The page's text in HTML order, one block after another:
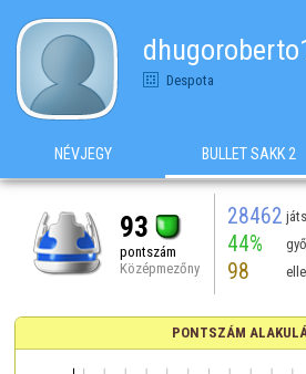
Despota
NÉVJEGY BULLET SAKK 2
93
pontszám
Középmezőny
28462
44%
98
PONTSZÁM